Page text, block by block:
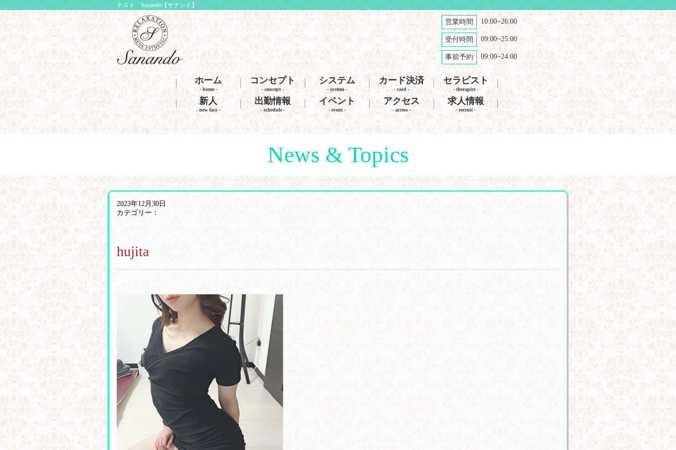
テスト Sanando【サナンド】
営業時間 10:00~26:00
受付時間 09:00~25:00
事前予約 09:00~24:00
ホーム
- home -
コンセプト
- concept -
システム
- system -
カード決済
- card -
セラピスト
- therapist -
新人
- new face -
出勤情報
- schedule -
イベント
- event -
アクセス
- access -
求人情報
- recruit -
News & Topics
2023年12月30日
カテゴリー：
hujita